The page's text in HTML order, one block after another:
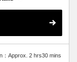
：Approx. 2 hrs30 mins